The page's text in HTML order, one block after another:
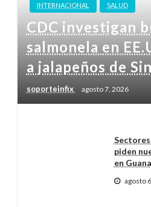
INTERNACIONAL SALUD
CDC investigan
salmonela en
a jalapeños de
soporteinfix agosto 7, 2026
piden
en
agosto